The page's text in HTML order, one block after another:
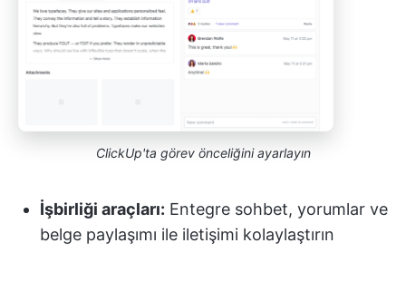
ClickUp'ta görev önceliğini ayarlayın
İşbirliği araçları: Entegre sohbet, yorumlar ve
belge paylaşımı ile iletişimi kolaylaştırın